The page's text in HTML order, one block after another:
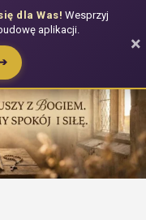
dla Was! Wesprzyj
aplikacji.
×